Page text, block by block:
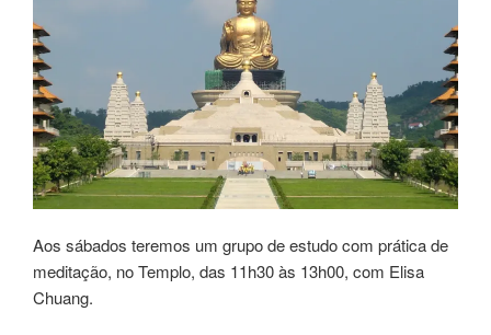
Aos sábados teremos um grupo de estudo com prática de
meditação, no Templo, das 11h30 às 13h00, com Elisa
Chuang.